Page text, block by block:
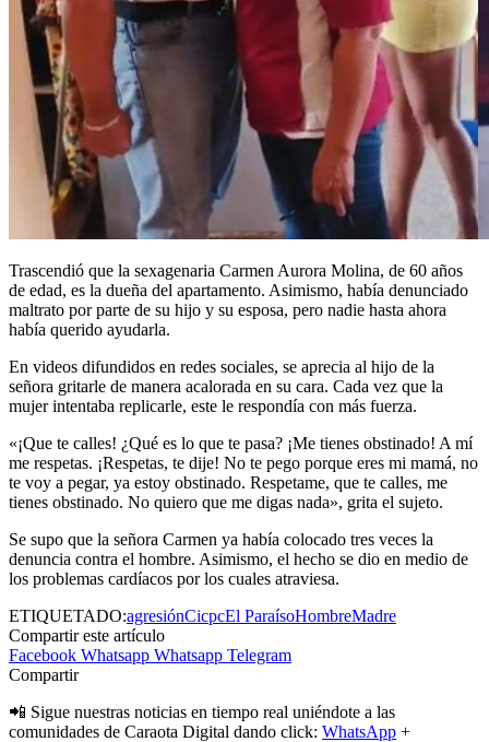
Trascendió que la sexagenaria Carmen Aurora Molina, de 60 años
de edad, es la dueña del apartamento. Asimismo, había denunciado
maltrato por parte de su hijo y su esposa, pero nadie hasta ahora
había querido ayudarla.
En videos difundidos en redes sociales, se aprecia al hijo de la
señora gritarle de manera acalorada en su cara. Cada vez que la
mujer intentaba replicarle, este le respondía con más fuerza.
«¡Que te calles! ¿Qué es lo que te pasa? ¡Me tienes obstinado! A mí
me respetas. ¡Respetas, te dije! No te pego porque eres mi mamá, no
te voy a pegar, ya estoy obstinado. Respetame, que te calles, me
tienes obstinado. No quiero que me digas nada», grita el sujeto.
Se supo que la señora Carmen ya había colocado tres veces la
denuncia contra el hombre. Asimismo, el hecho se dio en medio de
los problemas cardíacos por los cuales atraviesa.
ETIQUETADO:agresiónCicpcEl ParaísoHombreMadre
Compartir este artículo
Facebook Whatsapp Whatsapp Telegram
Compartir
📲 Sigue nuestras noticias en tiempo real uniéndote a las
comunidades de Caraota Digital dando click: WhatsApp +